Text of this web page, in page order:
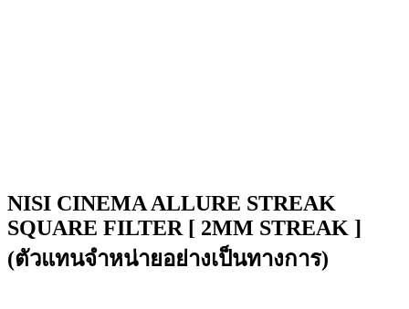
NISI CINEMA ALLURE STREAK
SQUARE FILTER [ 2MM STREAK ]
(ตัวแทนจำหน่ายอย่างเป็นทางการ)